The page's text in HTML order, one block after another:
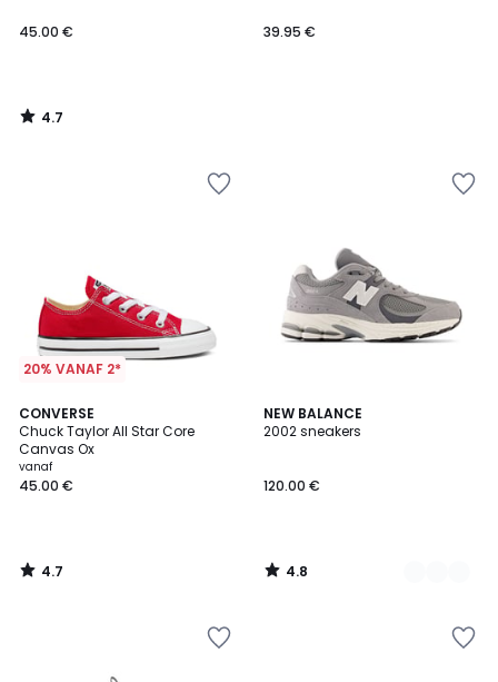
45.00 €
4.7
/
39.95 €
20% VANAF 2*
CONVERSE
Chuck Taylor All Star Core
Canvas Ox
vanaf
45.00 €
4.7
/ 5
4.7
/
NEW BALANCE
2002 sneakers
120.00 €
4.8
/ 5
2
Kleuren
4.8
/